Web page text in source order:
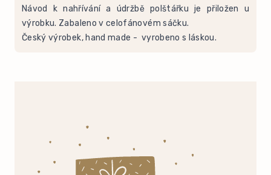
Návod k nahřívání a údržbě polštářku je přiložen u
výrobku. Zabaleno v celofánovém sáčku.
Český výrobek, hand made - vyrobeno s láskou.